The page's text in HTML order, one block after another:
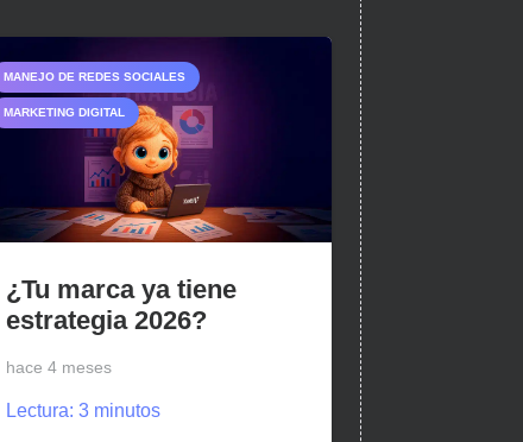
MANEJO DE REDES SOCIALES
MARKETING DIGITAL
¿Tu marca ya tiene
estrategia 2026?
hace 4 meses
Lectura: 3 minutos